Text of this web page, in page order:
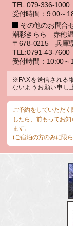
TEL:079-336-1000
受付時間：9:00～
その他のお問合
潮彩きらら 赤穂
〒678-0215 兵庫
TEL:0791-43-7600
受付時間：10:00～
※FAXを送信される
ないようお願い申し
ご予約をしていただ
したら、前もってお
ます。
(ご宿泊の方のみに限